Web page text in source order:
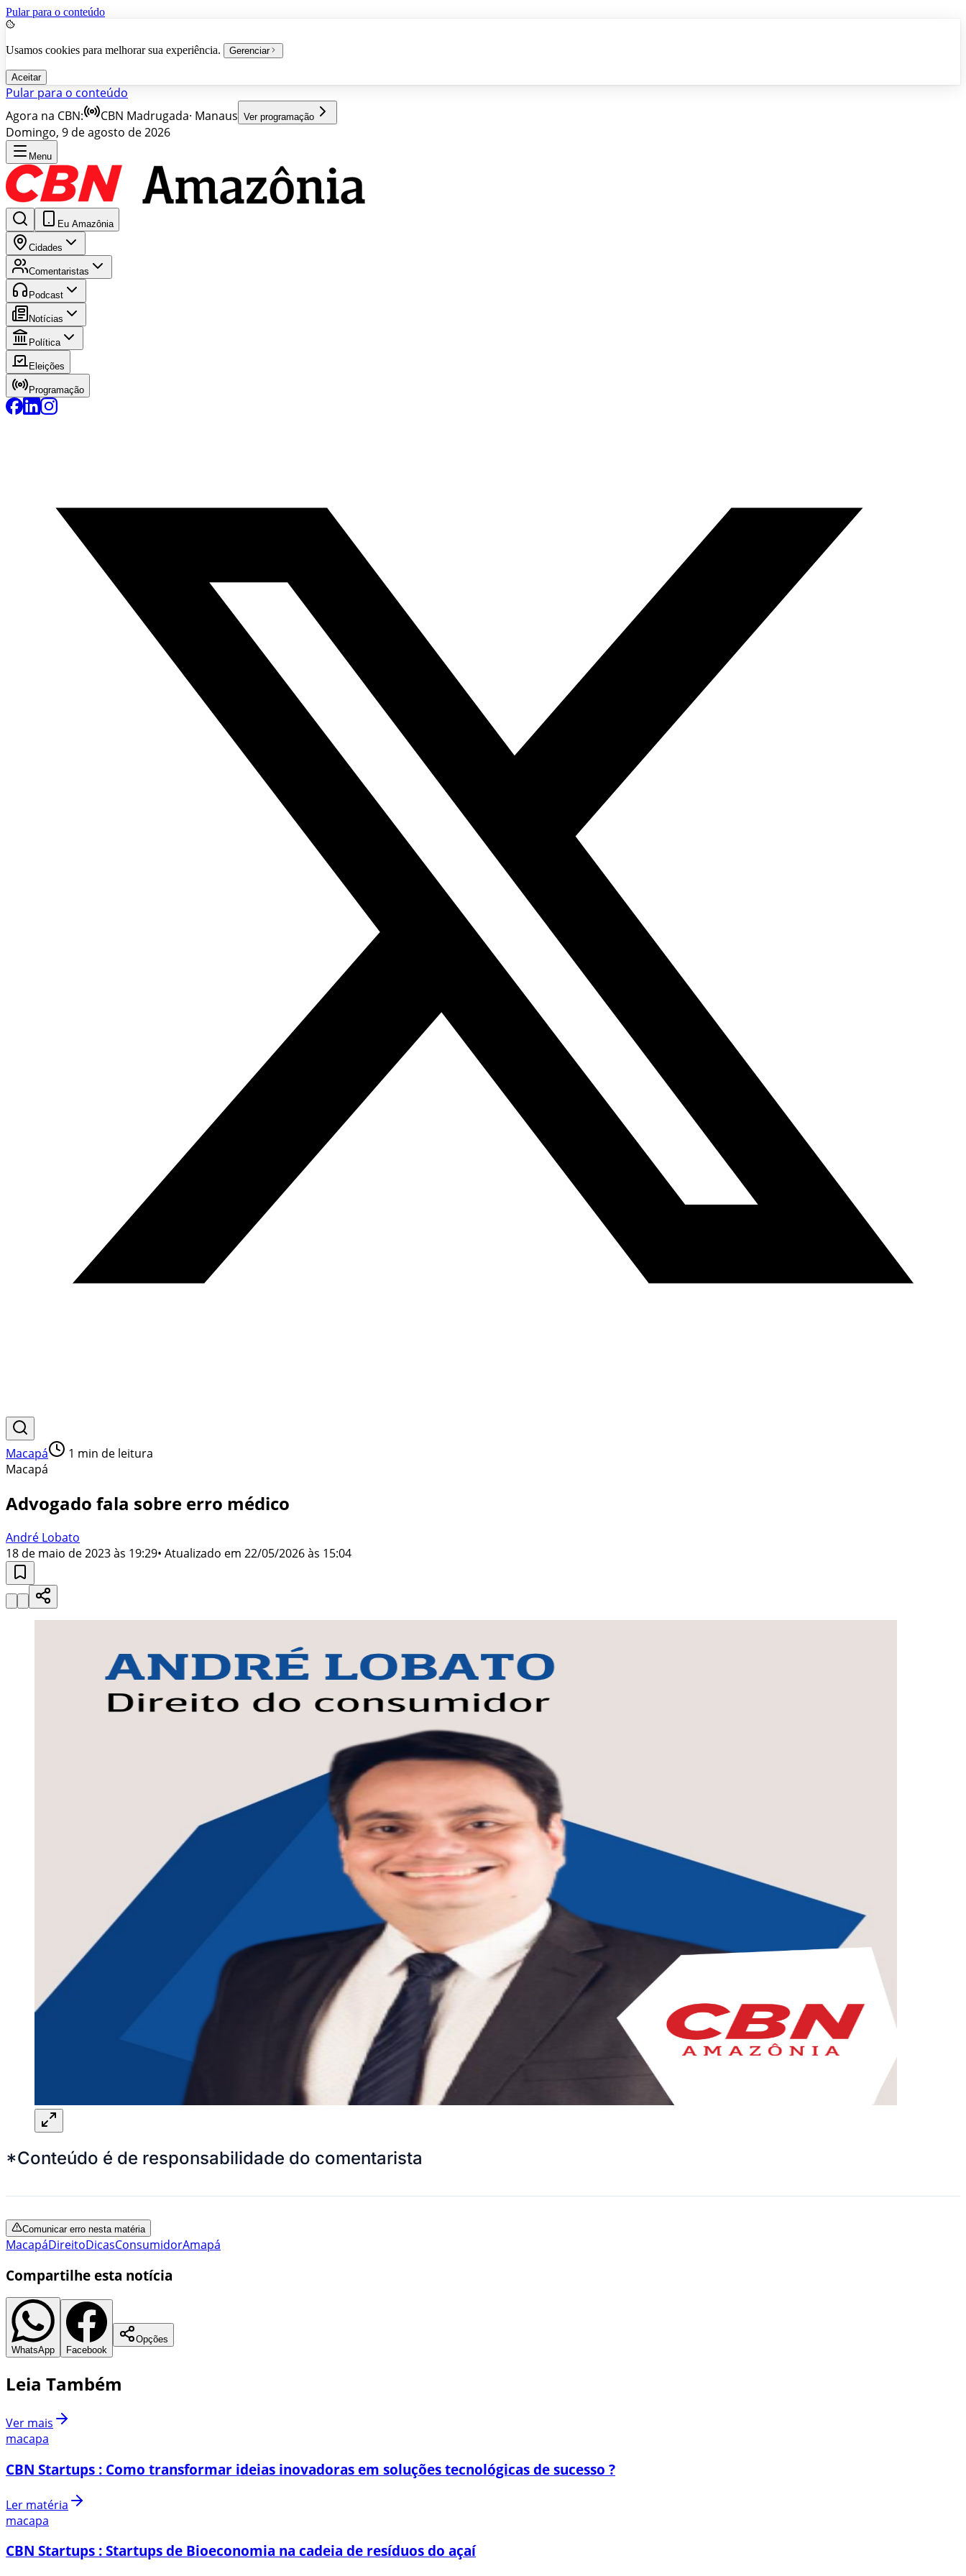
Pular para o conteúdo
Usamos cookies para melhorar sua experiência. Gerenciar
Aceitar
Pular para o conteúdo
Agora na CBN:
CBN Madrugada· Manaus Ver programação
Domingo, 9 de agosto de 2026
Menu
Eu Amazônia
Cidades
Comentaristas
Podcast
Notícias
Política
Eleições
Programação
Macapá 1 min de leitura
Macapá
Advogado fala sobre erro médico
André Lobato
18 de maio de 2023 às 19:29• Atualizado em 22/05/2026 às 15:04
*Conteúdo é de responsabilidade do comentarista
Comunicar erro nesta matéria
MacapáDireitoDicasConsumidorAmapá
Compartilhe esta notícia
WhatsApp Facebook
Opções
Leia Também
Ver mais
macapa
CBN Startups : Como transformar ideias inovadoras em soluções tecnológicas de sucesso ?
Ler matéria
macapa
CBN Startups : Startups de Bioeconomia na cadeia de resíduos do açaí